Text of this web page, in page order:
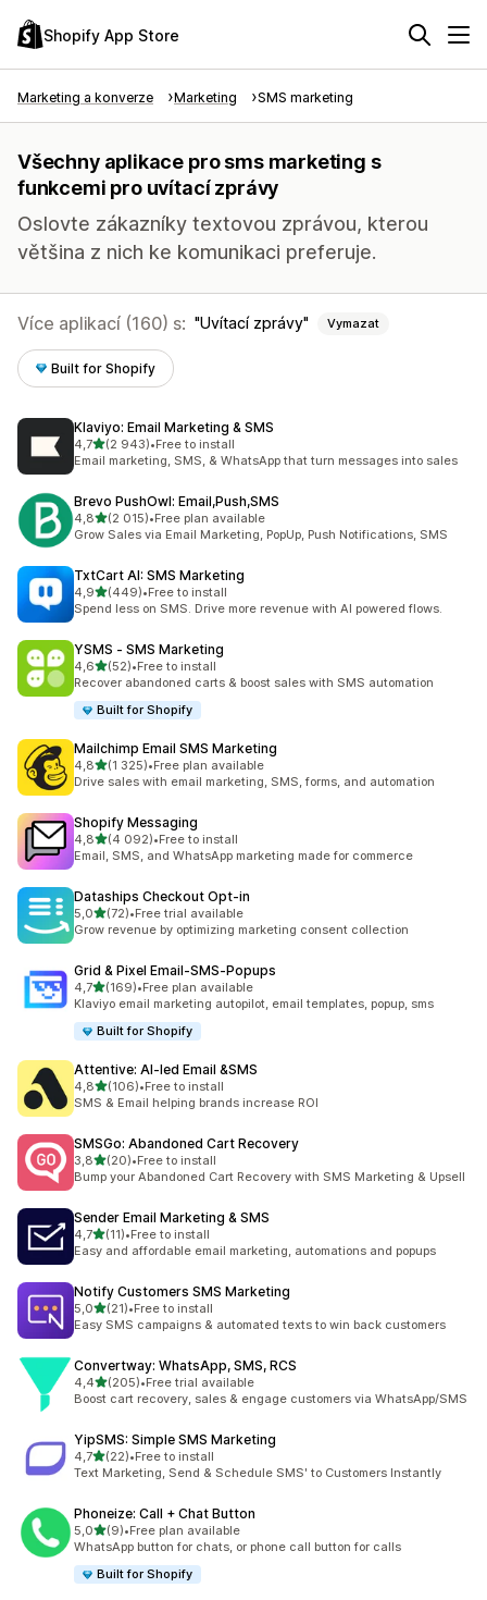
Shopify App Store
Marketing a konverze Marketing SMS marketing
Všechny aplikace pro sms marketing s
funkcemi pro uvítací zprávy
Oslovte zákazníky textovou zprávou, kterou
většina z nich ke komunikaci preferuje.
Více aplikací (160) s: Uvítací zprávy Vymazat
Built for Shopify
Klaviyo: Email Marketing & SMS
4,7z 5 hvězd
(2 943)
Celkový počet recenzí: 2943
•Free to install
Email marketing, SMS, & WhatsApp that turn messages into sales
Brevo PushOwl: Email,Push,SMS
4,8z 5 hvězd
(2 015)
Celkový počet recenzí: 2015
•Free plan available
Grow Sales via Email Marketing, PopUp, Push Notifications, SMS
TxtCart AI: SMS Marketing
4,9z 5 hvězd
(449)
Celkový počet recenzí: 449
•Free to install
Spend less on SMS. Drive more revenue with AI powered flows.
YSMS ‑ SMS Marketing
4,6z 5 hvězd
(52)
Celkový počet recenzí: 52
•Free to install
Recover abandoned carts & boost sales with SMS automation
Built for Shopify
Mailchimp Email SMS Marketing
4,8z 5 hvězd
(1 325)
Celkový počet recenzí: 1325
•Free plan available
Drive sales with email marketing, SMS, forms, and automation
Shopify Messaging
4,8z 5 hvězd
(4 092)
Celkový počet recenzí: 4092
•Free to install
Email, SMS, and WhatsApp marketing made for commerce
Dataships Checkout Opt‑in
5,0z 5 hvězd
(72)
Celkový počet recenzí: 72
•Free trial available
Grow revenue by optimizing marketing consent collection
Grid & Pixel Email‑SMS‑Popups
4,7z 5 hvězd
(169)
Celkový počet recenzí: 169
•Free plan available
Klaviyo email marketing autopilot, email templates, popup, sms
Built for Shopify
Attentive: AI‑led Email &SMS
4,8z 5 hvězd
(106)
Celkový počet recenzí: 106
•Free to install
SMS & Email helping brands increase ROI
SMSGo: Abandoned Cart Recovery
3,8z 5 hvězd
(20)
Celkový počet recenzí: 20
•Free to install
Bump your Abandoned Cart Recovery with SMS Marketing & Upsell
Sender Email Marketing & SMS
4,7z 5 hvězd
(11)
Celkový počet recenzí: 11
•Free to install
Easy and affordable email marketing, automations and popups
Notify Customers SMS Marketing
5,0z 5 hvězd
(21)
Celkový počet recenzí: 21
•Free to install
Easy SMS campaigns & automated texts to win back customers
Convertway: WhatsApp, SMS, RCS
4,4z 5 hvězd
(205)
Celkový počet recenzí: 205
•Free trial available
Boost cart recovery, sales & engage customers via WhatsApp/SMS
YipSMS: Simple SMS Marketing
4,7z 5 hvězd
(22)
Celkový počet recenzí: 22
•Free to install
Text Marketing, Send & Schedule SMS' to Customers Instantly
Phoneize: Call + Chat Button
5,0z 5 hvězd
(9)
Celkový počet recenzí: 9
•Free plan available
WhatsApp button for chats, or phone call button for calls
Built for Shopify